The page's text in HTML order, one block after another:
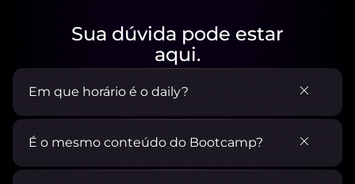
Sua dúvida pode estar
aqui.
Em que horário é o daily?
É o mesmo conteúdo do Bootcamp?